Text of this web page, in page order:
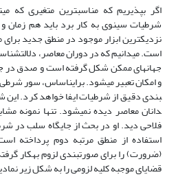
اگر بپذیریم که مناسب­ترین متغیری که
شرطیات سینوی به کار برد باید هم زمان
نزدیک­ترین ابزار موجود در منطق جدید
است. می­دانیم که در دوران معاصر،
جهان­های ممکن شکل گرفته است و صدق در
دانان معاصر دیده نمی­شود. تنها نمونه
فلاحی دید. او در بحث از جایگاه سلب در
استفاده از منطق مرتبه دوم پرداخته
(ضرورت) را برای صورت­بندی لزوم به­کار
قضایای موجبه کلیه لزومی را به شکل زیر نمادین نمود